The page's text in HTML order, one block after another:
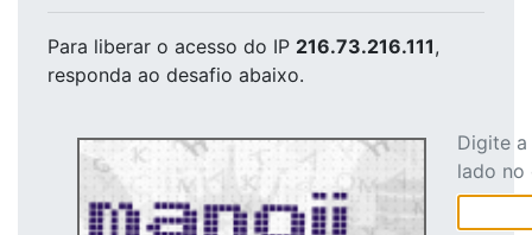
Para liberar o acesso do IP 216.73.216.111,
responda ao desafio abaixo.
Digite
lado no